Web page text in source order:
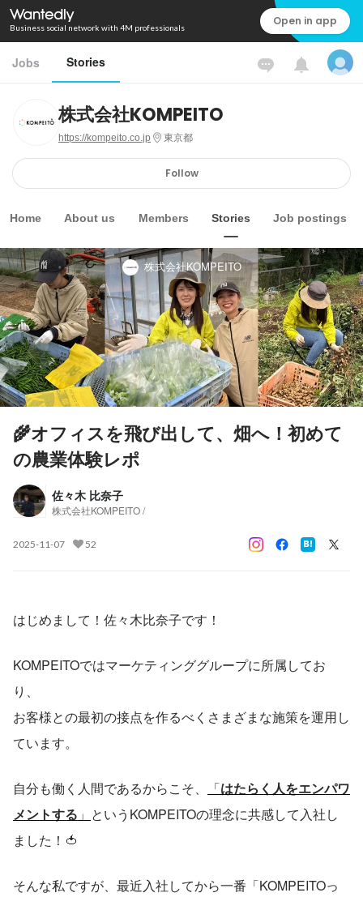
Business social network with 4M professionals Open in app
Jobs Stories
株式会社KOMPEITO
https://kompeito.co.jp 東京都
Follow
Home About us Members Stories Job postings
株式会社KOMPEITO
🌾オフィスを飛び出して、畑へ！初めて
の農業体験レポ
佐々木 比奈子
株式会社KOMPEITO /
2025-11-07 52
はじめまして！佐々木比奈子です！
KOMPEITOではマーケティンググループに所属してお
り、
お客様との最初の接点を作るべくさまざまな施策を運用し
ています。
自分も働く人間であるからこそ、 「はたらく人をエンパワ
メントする 」 というKOMPEITOの理念に共感して入社し
ました！🍅
そんな私ですが、最近入社してから一番「KOMPEITOっ